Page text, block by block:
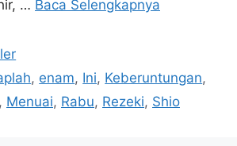
… Baca Selengkapnya
, enam, Ini, Keberuntungan,
, Menuai, Rabu, Rezeki, Shio